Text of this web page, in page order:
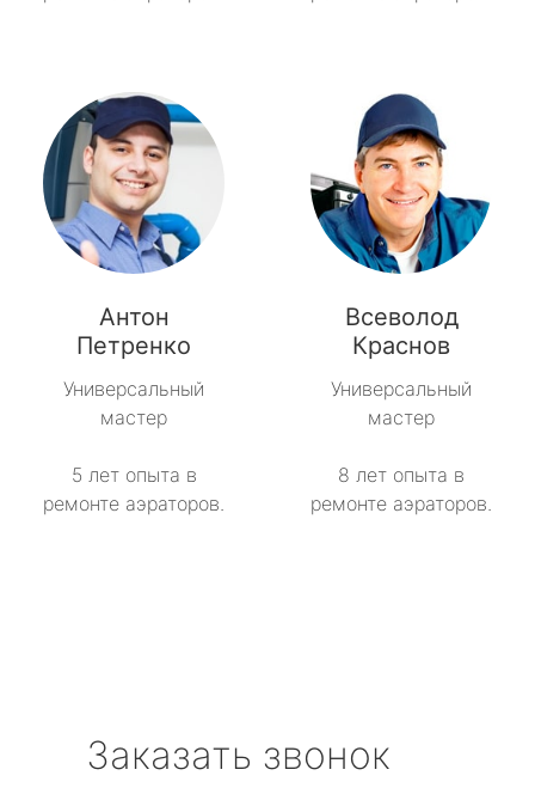
Антон
Петренко
Универсальный
мастер
5 лет опыта в
ремонте аэраторов.
Всеволод
Краснов
Универсальный
мастер
8 лет опыта в
ремонте аэраторов.
Заказать звонок